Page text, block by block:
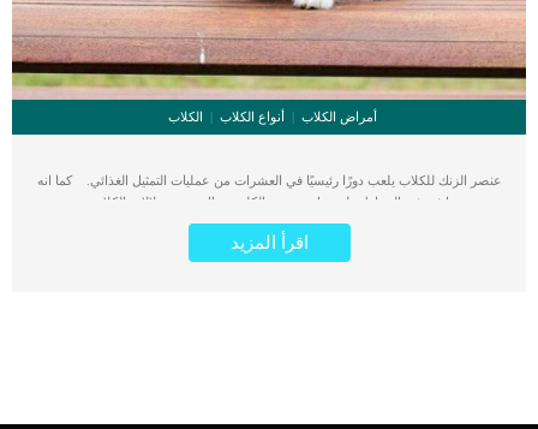
أمراض الكلاب أنواع الكلاب الكلاب
عنصر الزنك للكلاب يلعب دورًا رئيسيًا في العشرات من عمليات التمثيل الغذائي. كما انه
مهم جدا فى فى الحفاظ على مناعة جسم الكلب. هناك بعض سلالات الكلاب معرضة
لنقص الزنك و سوء امتصاصه ويعاني من مضاعفات صحية كثيرة لهذا السبب. اقرا ايضا:
أعراض نقص المنجنيز عند الكلاب وتأثيره على نمو العظام فى هذا المقال سوف نتعرف
على التفاصيل التالية ماذا يفعل الزنك في جسم كلبك.مدى اهميتهاعراض نقصهخطوره
اقرأ المزيد